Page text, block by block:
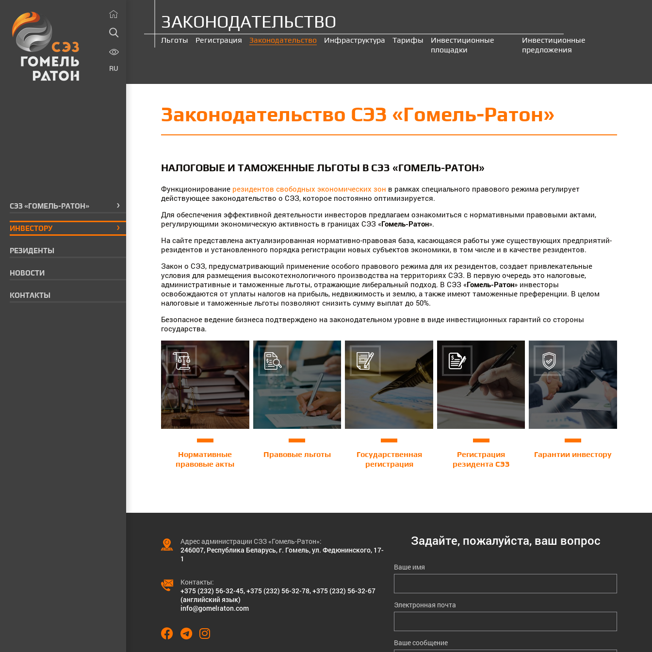
RU
СЭЗ «ГОМЕЛЬ-РАТОН»
ИНВЕСТОРУ
РЕЗИДЕНТЫ
НОВОСТИ
КОНТАКТЫ
ЗАКОНОДАТЕЛЬСТВО
Льготы Регистрация Законодательство Инфраструктура Тарифы
Инвестиционные
площадки
Инвестиционные
предложения
Законодательство СЭЗ «Гомель-Ратон»
НАЛОГОВЫЕ И ТАМОЖЕННЫЕ ЛЬГОТЫ В СЭЗ «ГОМЕЛЬ-РАТОН»
Функционирование резидентов свободных экономических зон в рамках специального правового режима регулирует
действующее законодательство о СЭЗ, которое постоянно оптимизируется.
Для обеспечения эффективной деятельности инвесторов предлагаем ознакомиться с нормативными правовыми актами,
регулирующими экономическую активность в границах СЭЗ «Гомель-Ратон».
На сайте представлена актуализированная нормативно-правовая база, касающаяся работы уже существующих предприятий-
резидентов и установленного порядка регистрации новых субъектов экономики, в том числе и в качестве резидентов.
Закон о СЭЗ, предусматривающий применение особого правового режима для их резидентов, создает привлекательные
условия для размещения высокотехнологичного производства на территориях СЭЗ. В первую очередь это налоговые,
административные и таможенные льготы, отражающие либеральный подход. В СЭЗ «Гомель-Ратон» инвесторы
освобождаются от уплаты налогов на прибыль, недвижимость и землю, а также имеют таможенные преференции. В целом
налоговые и таможенные льготы позволяют снизить сумму выплат до 50%.
Безопасное ведение бизнеса подтверждено на законодательном уровне в виде инвестиционных гарантий со стороны
государства.
Нормативные
правовые акты
Правовые льготы
Государственная
регистрация
Регистрация
резидента СЭЗ
Гарантии инвестору
Адрес администрации СЭЗ «Гомель-Ратон»:
246007, Республика Беларусь, г. Гомель, ул. Федюнинского, 17-
1
Контакты:
+375 (232) 56-32-45,+375 (232) 56-32-78,+375 (232) 56-32-67
(английский язык)
info@gomelraton.com
Задайте, пожалуйста, ваш вопрос
Ваше имя
Электронная почта
Ваше сообщение